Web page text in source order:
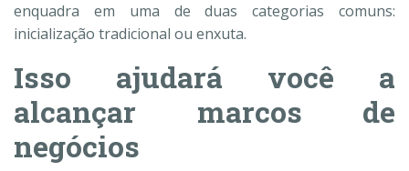
enquadra em uma de duas categorias comuns:
inicialização tradicional ou enxuta.
Isso ajudará você a
alcançar marcos de
negócios